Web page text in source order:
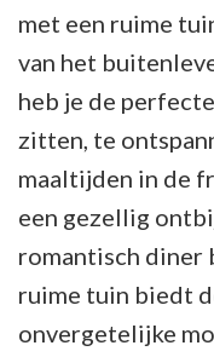
met een ruime
van het
heb je de
zitten, te
maaltijden in de
een gezellig
romantisch diner
ruime tuin biedt
onvergetelijke